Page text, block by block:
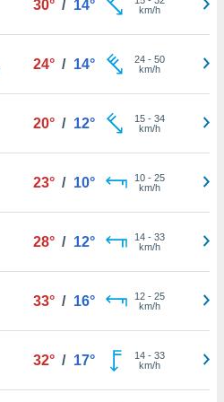
30° / 14°
km/h
24° / 14° 24- 50
km/h
20° / 12° 15- 34
km/h
23° / 10° 10- 25
km/h
28° / 12° 14- 33
km/h
33° / 16° 12- 25
km/h
32° / 17° 14- 33
km/h